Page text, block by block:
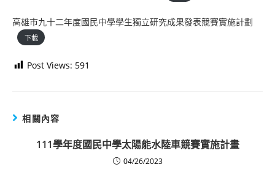
高雄市九十二年度國民中學學生獨立研究成果發表競賽實施計劃
下載
Post Views: 591
相關內容
111學年度國民中學太陽能水陸車競賽實施計畫
04/26/2023